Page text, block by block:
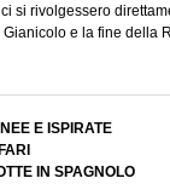
si rivolgessero
e la fine della
E ISPIRATE
IN SPAGNOLO